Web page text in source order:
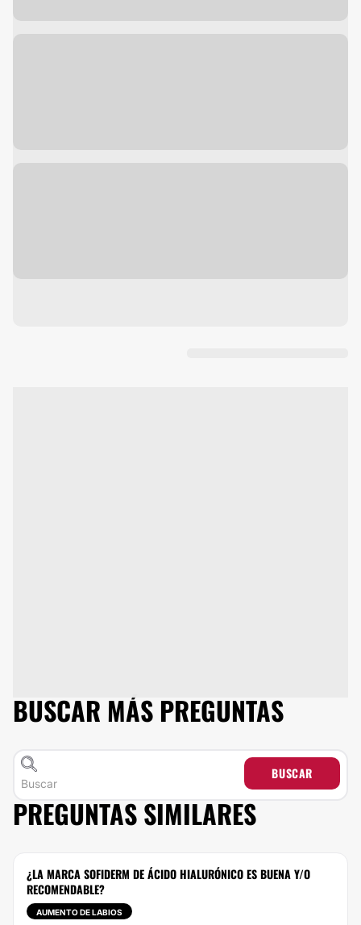
BUSCAR MÁS PREGUNTAS
BUSCAR
PREGUNTAS SIMILARES
¿LA MARCA SOFIDERM DE ÁCIDO HIALURÓNICO ES BUENA Y/O
RECOMENDABLE?
AUMENTO DE LABIOS